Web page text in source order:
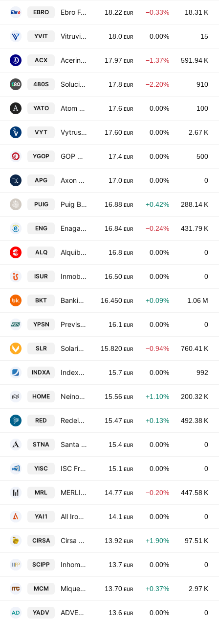
EBRO Ebro Foods SA 18.22 EUR −0.33% 18.31 K
YVIT Vitruvio Real Estate SOCIMI S.A. 18.0 EUR 0.00% 15
ACX Acerinox SA 17.97 EUR −1.37% 591.94 K
480S Soluciones Cuatroochenta SA 17.8 EUR −2.20% 910
YATO Atom Hoteles SOCIMI SA 17.6 EUR 0.00% 100
VYT Vytrus Biotech SA 17.60 EUR 0.00% 2.67 K
YGOP GOP Properties SOCIMI SA 17.4 EUR 0.00% 500
APG Axon Partners Group SA 17.0 EUR 0.00% 0
PUIG Puig Brands, S.A. Class B 16.88 EUR +0.42% 288.14 K
ENG Enagas SA 16.84 EUR −0.24% 431.79 K
ALQ Alquiber Quality SA 16.8 EUR 0.00% 0
ISUR Inmobiliaria del Sur, S.A. 16.50 EUR 0.00% 0
BKT Bankinter SA 16.450 EUR +0.09% 1.06 M
YPSN Prevision Sanitaria Nacional Gestion SOCIMI SA 16.1 EUR 0.00% 0
SLR Solaria Energia y Medio Ambiente, S.A. 15.820 EUR −0.94% 760.41 K
INDXA Indexa Capital Group, S.A. 15.7 EUR 0.00% 992
HOME Neinor Homes SA 15.56 EUR +1.10% 200.32 K
RED Redeia Corporacion SA 15.47 EUR +0.13% 492.38 K
STNA Santa Ana Global Enterprises SA 15.4 EUR 0.00% 0
YISC ISC Fresh Water Investment SOCIMI S.A. 15.1 EUR 0.00% 0
MRL MERLIN Properties SOCIMI, S.A. 14.77 EUR −0.20% 447.58 K
YAI1 All Iron Re I Socimi SA 14.1 EUR 0.00% 0
CIRSA Cirsa Enterprises, S.A.U. 13.92 EUR +1.90% 97.51 K
SCIPP Inhome Prime Properties SOCIMI SA 13.7 EUR 0.00% 0
MCM Miquel y Costas & Miquel, S.A. 13.70 EUR +0.37% 2.97 K
YADV ADVERO Properties Socimi SA 13.6 EUR 0.00% 0